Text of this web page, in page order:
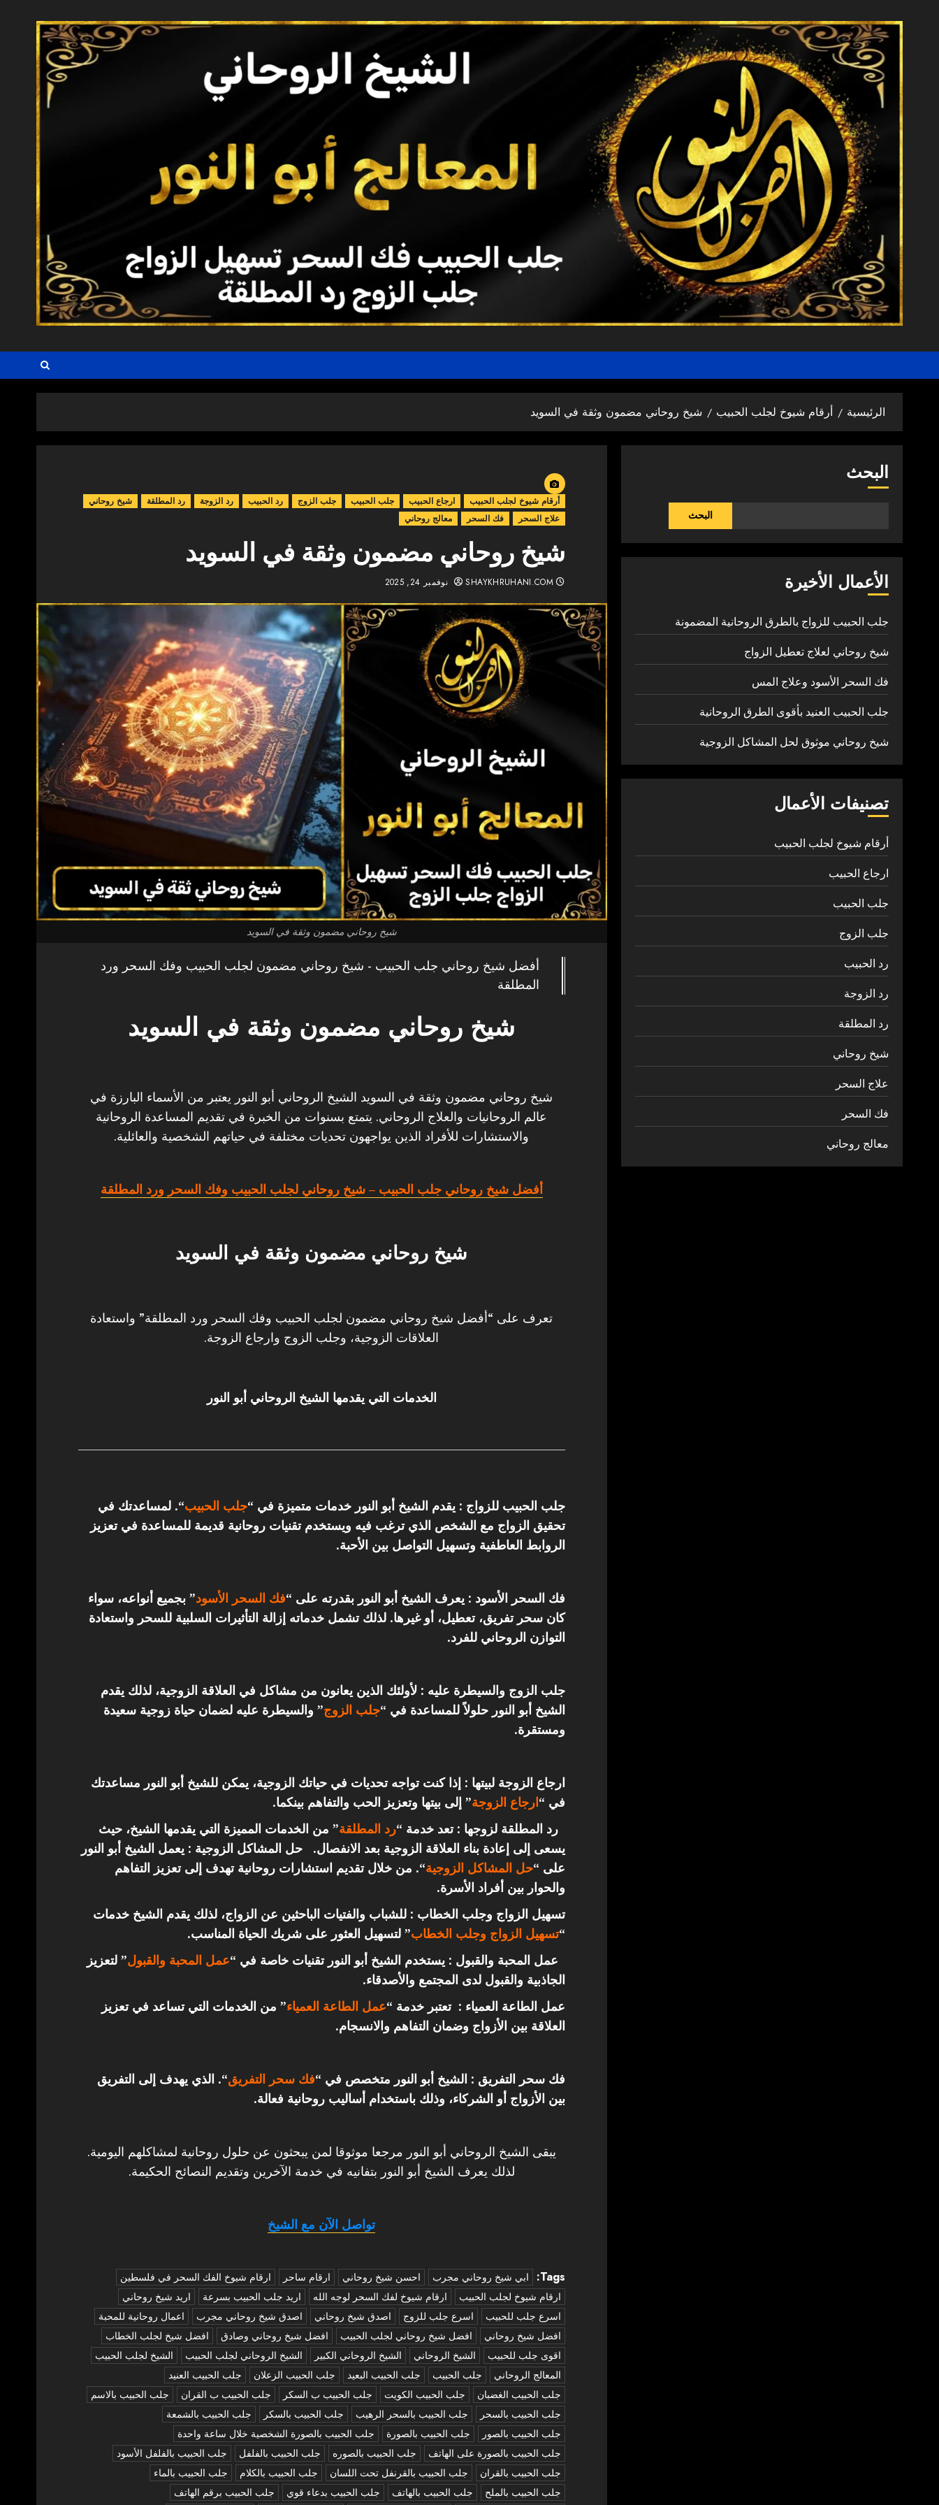
المحتوى
الرئيسية أرقام شيوخ لجلب الحبيب شيخ روحاني مضمون وثقة في السويد
أرقام شيوخ لجلب الحبيب ارجاع الحبيب جلب الحبيب جلب الزوج رد الحبيب رد الزوجة رد المطلقة
شيخ روحاني
علاج السحر
فك السحر معالج روحاني
شيخ روحاني مضمون وثقة في السويد
SHAYKHRUHANI.COM نوفمبر 24, 2025
شيخ روحاني مضمون وثقة في السويد
أفضل شيخ روحاني جلب الحبيب - شيخ روحاني مضمون لجلب الحبيب وفك السحر ورد
المطلقة
شيخ روحاني مضمون وثقة في السويد
شيخ روحاني مضمون وثقة في السويد الشيخ الروحاني أبو النور يعتبر من الأسماء البارزة في
عالم الروحانيات والعلاج الروحاني. يتمتع بسنوات من الخبرة في تقديم المساعدة الروحانية
والاستشارات للأفراد الذين يواجهون تحديات مختلفة في حياتهم الشخصية والعائلية.
أفضل شيخ روحاني جلب الحبيب – شيخ روحاني لجلب الحبيب وفك السحر ورد المطلقة
شيخ روحاني مضمون وثقة في السويد
تعرف على “أفضل شيخ روحاني مضمون لجلب الحبيب وفك السحر ورد المطلقة” واستعادة
العلاقات الزوجية، وجلب الزوج وارجاع الزوجة.
الخدمات التي يقدمها الشيخ الروحاني أبو النور
جلب الحبيب للزواج : يقدم الشيخ أبو النور خدمات متميزة في “جلب الحبيب“. لمساعدتك في
تحقيق الزواج مع الشخص الذي ترغب فيه ويستخدم تقنيات روحانية قديمة للمساعدة في تعزيز
الروابط العاطفية وتسهيل التواصل بين الأحبة.
فك السحر الأسود : يعرف الشيخ أبو النور بقدرته على “فك السحر الأسود” بجميع أنواعه، سواء
كان سحر تفريق، تعطيل، أو غيرها. لذلك تشمل خدماته إزالة التأثيرات السلبية للسحر واستعادة
التوازن الروحاني للفرد.
جلب الزوج والسيطرة عليه : لأولئك الذين يعانون من مشاكل في العلاقة الزوجية، لذلك يقدم
الشيخ أبو النور حلولاً للمساعدة في “جلب الزوج” والسيطرة عليه لضمان حياة زوجية سعيدة
ومستقرة.
ارجاع الزوجة لبيتها : إذا كنت تواجه تحديات في حياتك الزوجية، يمكن للشيخ أبو النور مساعدتك
في “ارجاع الزوجة” إلى بيتها وتعزيز الحب والتفاهم بينكما.
رد المطلقة لزوجها : تعد خدمة “رد المطلقة” من الخدمات المميزة التي يقدمها الشيخ، حيث
يسعى إلى إعادة بناء العلاقة الزوجية بعد الانفصال.
حل المشاكل الزوجية : يعمل الشيخ أبو النور
على “حل المشاكل الزوجية“. من خلال تقديم استشارات روحانية تهدف إلى تعزيز التفاهم
والحوار بين أفراد الأسرة.
تسهيل الزواج وجلب الخطاب : للشباب والفتيات الباحثين عن الزواج، لذلك يقدم الشيخ خدمات
“تسهيل الزواج وجلب الخطاب” لتسهيل العثور على شريك الحياة المناسب.
عمل المحبة والقبول : يستخدم الشيخ أبو النور تقنيات خاصة في “عمل المحبة والقبول” لتعزيز
الجاذبية والقبول لدى المجتمع والأصدقاء.
عمل الطاعة العمياء : تعتبر خدمة “عمل الطاعة العمياء” من الخدمات التي تساعد في تعزيز
العلاقة بين الأزواج وضمان التفاهم والانسجام.
فك سحر التفريق : الشيخ أبو النور متخصص في “فك سحر التفريق“. الذي يهدف إلى التفريق
بين الأزواج أو الشركاء، وذلك باستخدام أساليب روحانية فعالة.
يبقى الشيخ الروحاني أبو النور مرجعا موثوقا لمن يبحثون عن حلول روحانية لمشاكلهم اليومية.
لذلك يعرف الشيخ أبو النور بتفانيه في خدمة الآخرين وتقديم النصائح الحكيمة.
تواصل الآن مع الشيخ
Tags: ‏ابي شيخ روحاني مجرب احسن شيخ روحاني ارقام ساحر
ارقام شيوخ الفك السحر في فلسطين
ارقام شيوخ لجلب الحبيب
ارقام شيوخ لفك السحر لوجه الله اريد جلب الحبيب بسرعة
اريد شيخ روحاني
اسرع جلب للحبيب
اسرع جلب للزوج اصدق شيخ روحاني اصدق شيخ روحاني مجرب
اعمال روحانية للمحبة
افضل شيخ روحاني
افضل شيخ روحاني لجلب الحبيب افضل شيخ روحاني وصادق
افضل شيخ لجلب الخطاب
اقوى جلب للحبيب
الشيخ الروحاني الشيخ الروحاني الكبير الشيخ الروحاني لجلب الحبيب
الشيخ لجلب الحبيب
المعالج الروحاني
جلب الحبيب جلب الحبيب البعيد جلب الحبيب الزعلان
جلب الحبيب العنيد
جلب الحبيب الغضبان
جلب الحبيب الكويت جلب الحبيب ب السكر جلب الحبيب ب القران
جلب الحبيب بالاسم
جلب الحبيب بالسحر
جلب الحبيب بالسحر الرهيب جلب الحبيب بالسكر
جلب الحبيب بالشمعة
جلب الحبيب بالصور
جلب الحبيب بالصورة
جلب الحبيب بالصورة الشخصية خلال ساعة واحدة
جلب الحبيب بالصورة على الهاتف
جلب الحبيب بالصوره جلب الحبيب بالفلفل
جلب الحبيب بالفلفل الأسود
جلب الحبيب بالقران
جلب الحبيب بالقرنفل تحت اللسان جلب الحبيب بالكلام
جلب الحبيب بالماء
جلب الحبيب بالملح
جلب الحبيب بالهاتف جلب الحبيب بدعاء قوي
جلب الحبيب برقم الهاتف
البحث
البحث
الأعمال الأخيرة
جلب الحبيب للزواج بالطرق الروحانية المضمونة
شيخ روحاني لعلاج تعطيل الزواج
فك السحر الأسود وعلاج المس
جلب الحبيب العنيد بأقوى الطرق الروحانية
شيخ روحاني موثوق لحل المشاكل الزوجية
تصنيفات الأعمال
أرقام شيوخ لجلب الحبيب
ارجاع الحبيب
جلب الحبيب
جلب الزوج
رد الحبيب
رد الزوجة
رد المطلقة
شيخ روحاني
علاج السحر
فك السحر
معالج روحاني